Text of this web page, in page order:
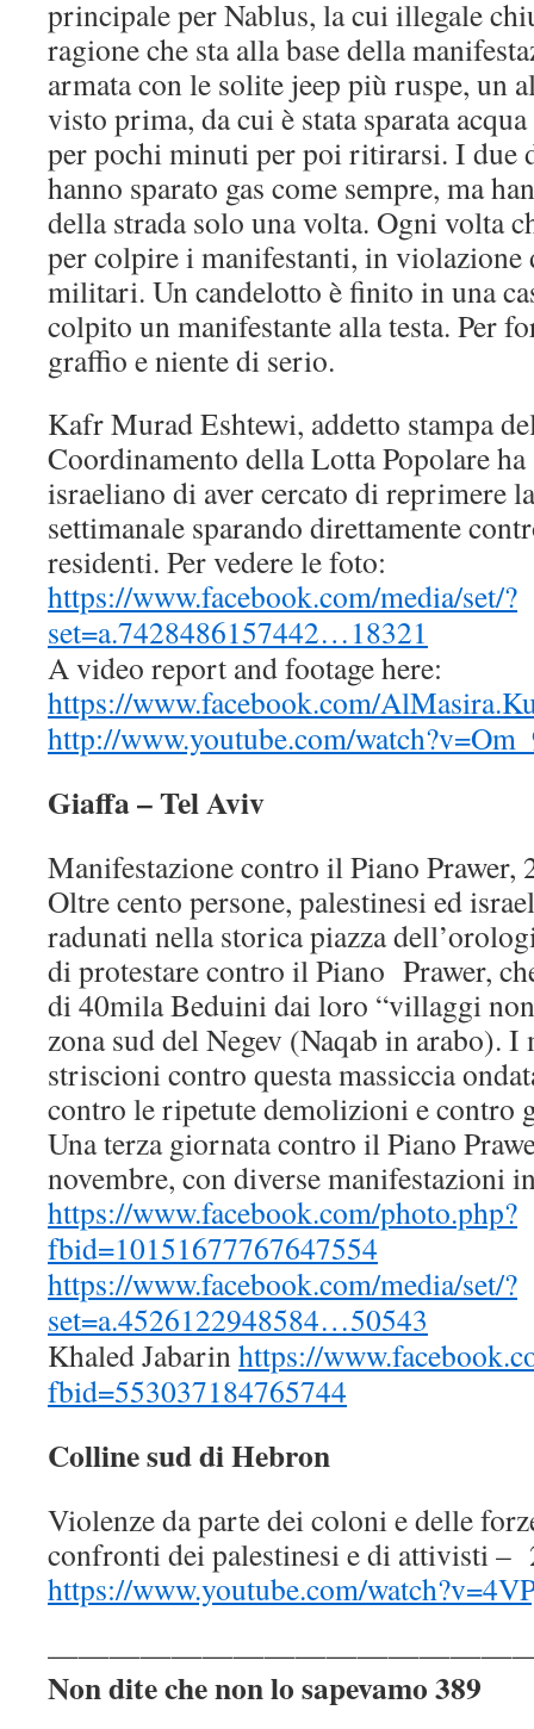
principale per Nablus, la cui illegale
ragione che sta alla base della
armata con le solite jeep più ruspe, un
visto prima, da cui è stata sparata
per pochi minuti per poi ritirarsi. I
hanno sparato gas come sempre, ma
della strada solo una volta. Ogni volta
per colpire i manifestanti, in violazione
militari. Un candelotto è finito in una
colpito un manifestante alla testa. Per
graffio e niente di serio.
Kafr Murad Eshtewi, addetto stampa
Coordinamento della Lotta Popolare ha
israeliano di aver cercato di reprimere
settimanale sparando direttamente
residenti. Per vedere le foto:
https://www.facebook.com/media/set/?
set=a.7428486157442…18321
A video report and footage here:
https://www.facebook.com/
http://www.youtube.com/
Giaffa – Tel Aviv
Manifestazione contro il Piano Prawer,
Oltre cento persone, palestinesi ed
radunati nella storica piazza
di protestare contro il Piano Prawer,
di 40mila Beduini dai loro “villaggi
zona sud del Negev (Naqab in arabo).
striscioni contro questa massiccia
contro le ripetute demolizioni e contro
Una terza giornata contro il Piano
novembre, con diverse manifestazioni
https://www.facebook.com/photo.php?
fbid=10151677767647554
https://www.facebook.com/media/set/?
set=a.4526122948584…50543
Khaled Jabarinhttps://
fbid=553037184765744
Colline sud di Hebron
Violenze da parte dei coloni e delle
confronti dei palestinesi e di attivisti –
https://www.youtube.com/
Non dite che non lo sapevamo 389